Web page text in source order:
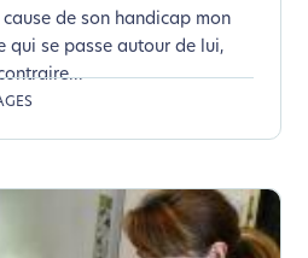
de son handicap mon
qui se passe autour de lui,